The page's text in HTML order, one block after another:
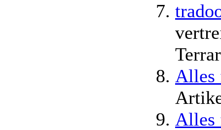
Alles
Alles